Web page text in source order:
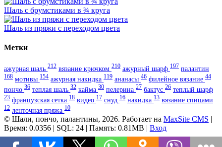
Шаль с брумстиками в ¾ круга
Шаль из пряжи с переходом цвета
Метки
ажурная шаль 212 вязание крючком 210 ажурный шарф 197 палантин
168 мотивы 154 ажурная накидка 119 ананасы 46 филейное вязание 44
пончо 36 теплая шаль 32 кайма 30 пелерина 27 бактус 26 теплый шарф
23 французская сетка 18 видео 17 снуд 16 накидка 13 вязание спицами
12 ленточная пряжа 10
© Шали, пончо, палантины, 2026. Работает на MaxSite CMS |
Время: 0.0356 | SQL: 24 | Память: 0.81MB | Вход